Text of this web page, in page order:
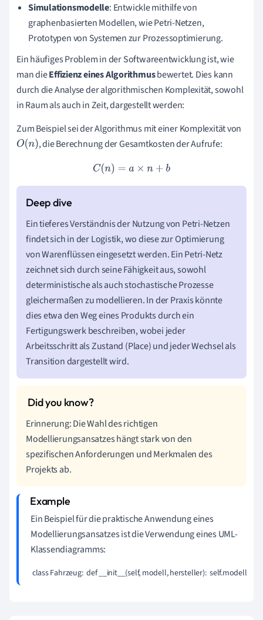
Simulationsmodelle: Entwickle mithilfe von
graphenbasierten Modellen, wie Petri-Netzen,
Prototypen von Systemen zur Prozessoptimierung.
Ein häufiges Problem in der Softwareentwicklung ist, wie
man dieEffizienz eines Algorithmusbewertet. Dies kann
durch die Analyse der algorithmischen Komplexität, sowohl
in Raum als auch in Zeit, dargestellt werden:
Zum Beispiel sei der Algorithmus mit einer Komplexität von
O(n) , die Berechnung der Gesamtkosten der Aufrufe:
C n)=a×n +b
Ein tieferes Verständnis der Nutzung von Petri-Netzen
findet sich in der Logistik, wo diese zur Optimierung
von Warenflüssen eingesetzt werden. Ein Petri-Netz
zeichnet sich durch seine Fähigkeit aus, sowohl
deterministische als auch stochastische Prozesse
gleichermaßen zu modellieren. In der Praxis könnte
dies etwa den Weg eines Produkts durch ein
Fertigungswerk beschreiben, wobei jeder
Arbeitsschritt als Zustand (Place) und jeder Wechsel als
Transition dargestellt wird.
Erinnerung: Die Wahl des richtigen
Modellierungsansatzes hängt stark von den
spezifischen Anforderungen und Merkmalen des
Projekts ab.
Ein Beispiel für die praktische Anwendung eines
Modellierungsansatzes ist die Verwendung eines UML-
Klassendiagramms:
class Fahrzeug:  def __init__(self, modell, hersteller):  self.modell =